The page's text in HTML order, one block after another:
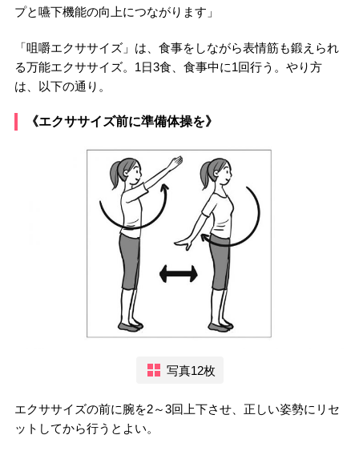
プと嚥下機能の向上につながります」
「咀嚼エクササイズ」は、食事をしながら表情筋も鍛えられ
る万能エクササイズ。1日3食、食事中に1回行う。やり方
は、以下の通り。
《エクササイズ前に準備体操を》
写真12枚
エクササイズの前に腕を2～3回上下させ、正しい姿勢にリセ
ットしてから行うとよい。